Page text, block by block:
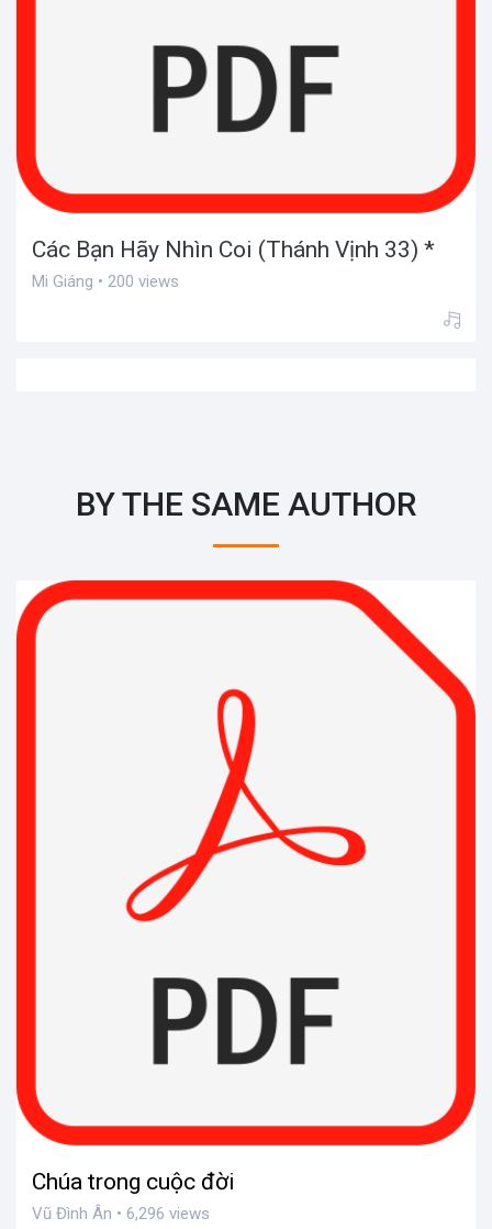
Các Bạn Hãy Nhìn Coi (Thánh Vịnh 33) *
Mi Giáng • 200 views
BY THE SAME AUTHOR
Chúa trong cuộc đời
Vũ Đình Ân • 6,296 views